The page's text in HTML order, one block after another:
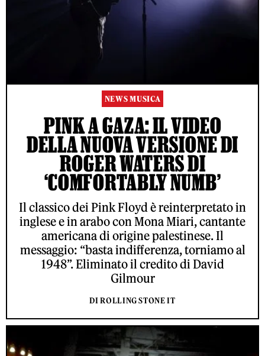
NEWS MUSICA
PINK A GAZA: IL VIDEO
DELLA NUOVA VERSIONE DI
ROGER WATERS DI
‘COMFORTABLY NUMB’
Il classico dei Pink Floyd è reinterpretato in
inglese e in arabo con Mona Miari, cantante
americana di origine palestinese. Il
messaggio: “basta indifferenza, torniamo al
1948”. Eliminato il credito di David
Gilmour
DI ROLLING STONE IT